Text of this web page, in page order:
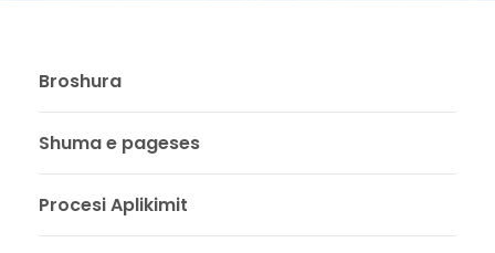
Broshura
Shuma e pageses
Procesi Aplikimit